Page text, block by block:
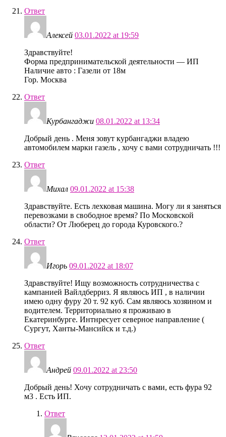
Ответ
Алексей 03.01.2022 at 19:59
Здравствуйте!
Форма предпринимательской деятельности — ИП
Наличие авто : Газели от 18м
Гор. Москва
Ответ
Курбангаджи 08.01.2022 at 13:34
Добрый день . Меня зовут курбангаджи владею
автомобилем марки газель , хочу с вами сотрудничать !!!
Ответ
Михал 09.01.2022 at 15:38
Здравствуйте. Есть лехковая машина. Могу ли я заняться
перевозками в свободное время? По Московской
области? От Люберец до города Куровского.?
Ответ
Игорь 09.01.2022 at 18:07
Здравствуйте! Ищу возможность сотрудничества с
кампанией Вайлдберриз. Я являюсь ИП , в наличии
имею одну фуру 20 т. 92 куб. Сам являюсь хозяином и
водителем. Территориально я проживаю в
Екатеринбурге. Интнресует северное направление (
Сургут, Ханты-Мансийск и т.д.)
Ответ
Андрей 09.01.2022 at 23:50
Добрый день! Хочу сотрудничать с вами, есть фура 92
м3 . Есть ИП.
Ответ